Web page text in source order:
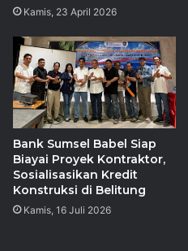
Kamis, 23 April 2026
Bank Sumsel Babel Siap
Biayai Proyek Kontraktor,
Sosialisasikan Kredit
Konstruksi di Belitung
Kamis, 16 Juli 2026